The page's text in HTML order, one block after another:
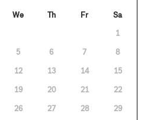
We Th Fr Sa
1
5 6 7 8
12 13 14 15
19 20 21 22
26 27 28 29